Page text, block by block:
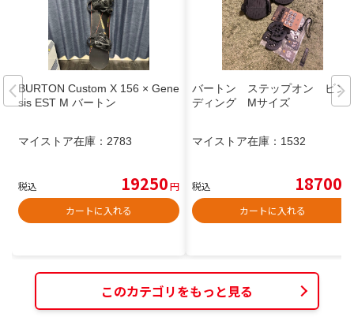
BURTON Custom X 156 × Gene
sis EST M バートン
マイストア在庫： 2783
税込 19250円
カートに入れる
バートン ステップオン ビン
ディング Mサイズ
マイストア在庫： 1532
税込 18700
カートに入れる
このカテゴリをもっと見る